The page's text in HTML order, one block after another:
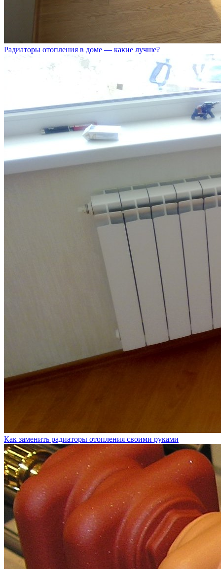
Радиаторы отопления в доме — какие лучше?
Как заменить радиаторы отопления своими руками